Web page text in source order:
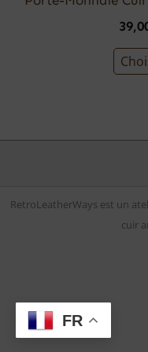
RetroLeatherWays est un
cuir
FR